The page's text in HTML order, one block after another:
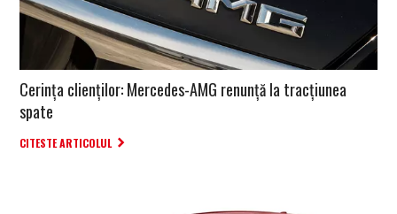
Cerința clienților: Mercedes-AMG renunță la tracțiunea
spate
CITESTE ARTICOLUL